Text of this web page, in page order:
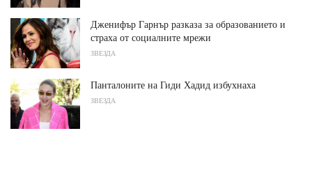
Дженифър Гарнър разказа за образованието и
страха от социалните мрежи
ЗВЕЗДА
Панталоните на Гиди Хадид избухнаха
ЗВЕЗДА